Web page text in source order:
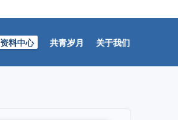
资料中心 共青岁月 关于我们